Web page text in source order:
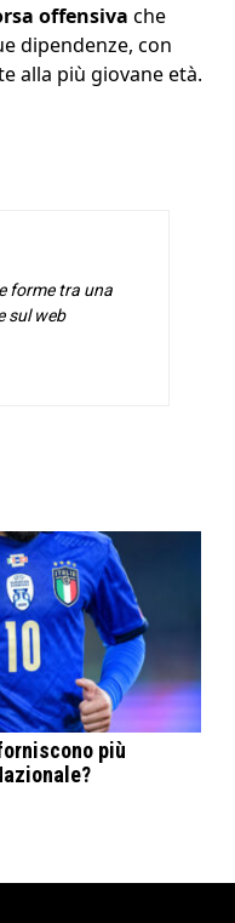
offensiva che
dipendenze, con
alla più giovane età.
forme tra una
sul web
più